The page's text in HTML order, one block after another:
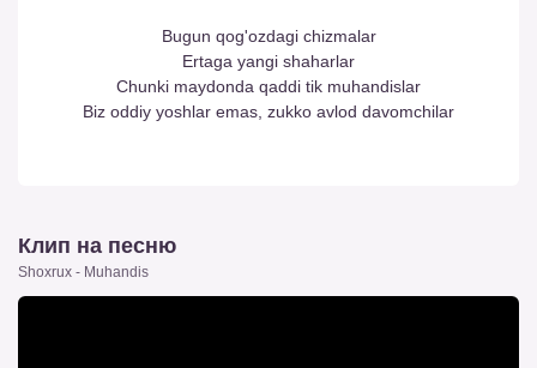
Bugun qog'ozdagi chizmalar
Ertaga yangi shaharlar
Chunki maydonda qaddi tik muhandislar
Biz oddiy yoshlar emas, zukko avlod davomchilar
Клип на песню
Shoxrux - Muhandis